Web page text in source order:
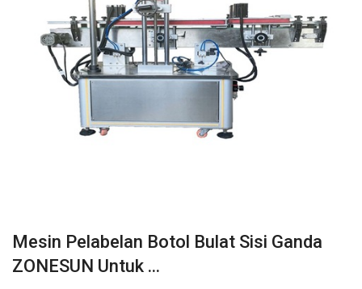
Mesin Pelabelan Botol Bulat Sisi Ganda
ZONESUN Untuk ...